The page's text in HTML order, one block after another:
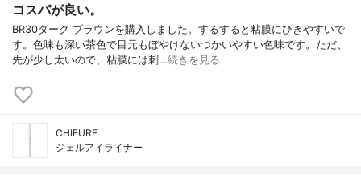
コスパが良い。
BR30ダーク ブラウンを購入しました。するすると粘膜にひきやすいで
す。色味も深い茶色で目元もぼやけないつかいやすい色味です。ただ、
先が少し太いので、粘膜には刺…続きを見る
CHIFURE
ジェルアイライナー